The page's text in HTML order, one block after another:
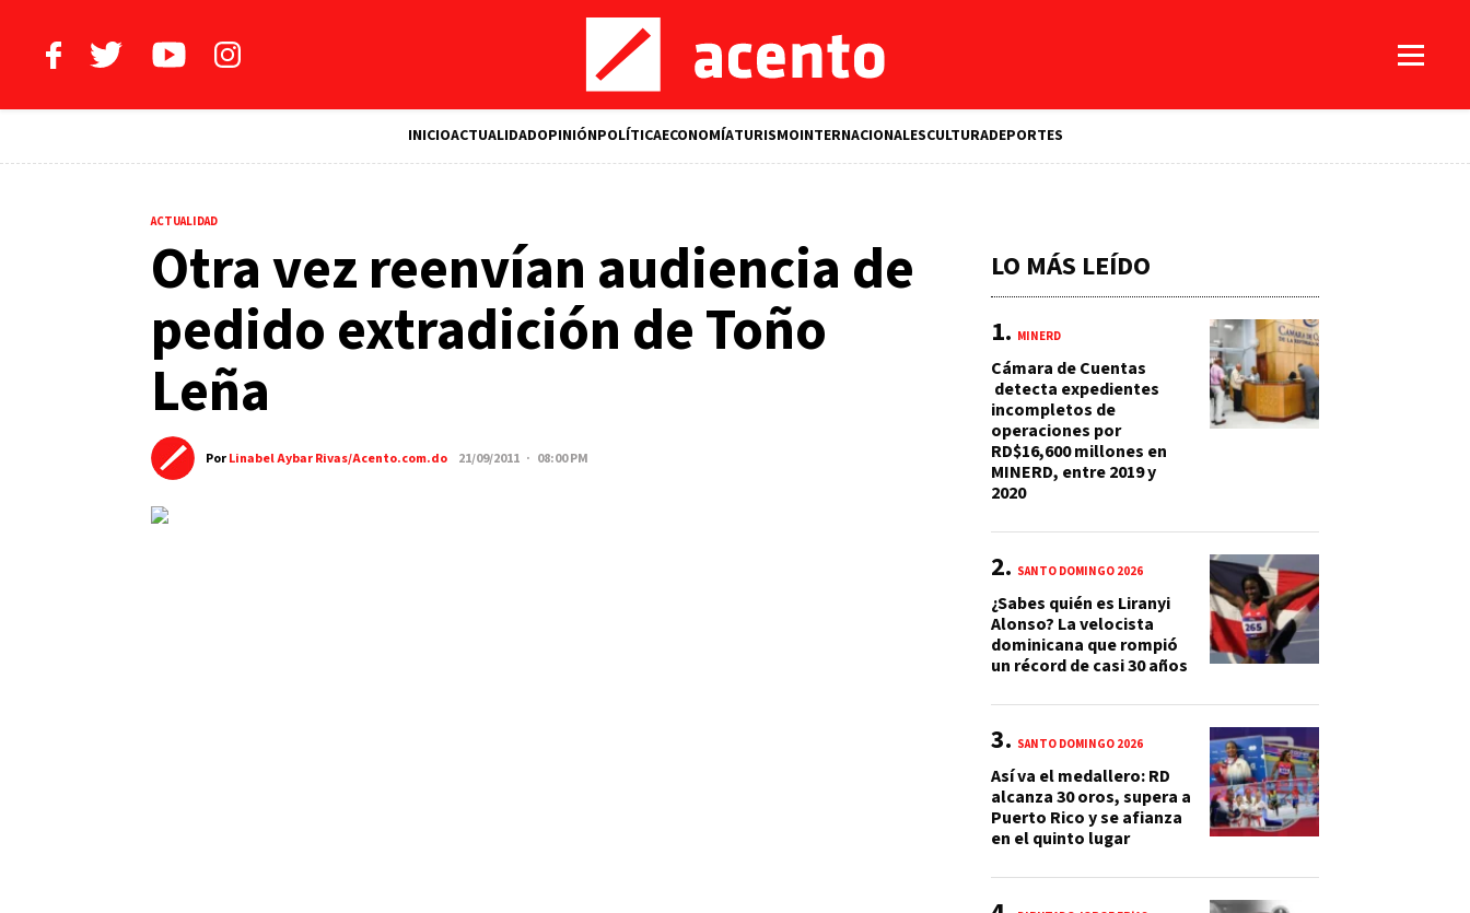
INICIOACTUALIDADOPINIÓNPOLÍTICAECONOMÍATURISMOINTERNACIONALESCULTURADEPORTES
ACTUALIDAD
Otra vez reenvían audiencia de
pedido extradición de Toño
Leña
PorLinabel Aybar Rivas/Acento.com.do 21/09/2011 · 08:00 PM
LO MÁS LEÍDO
MINERD
Cámara de Cuentas
detecta expedientes
incompletos de
operaciones por
RD$16,600 millones en
MINERD, entre 2019 y
2020
SANTO DOMINGO 2026
¿Sabes quién es Liranyi
Alonso? La velocista
dominicana que rompió
un récord de casi 30 años
SANTO DOMINGO 2026
Así va el medallero: RD
alcanza 30 oros, supera a
Puerto Rico y se afianza
en el quinto lugar